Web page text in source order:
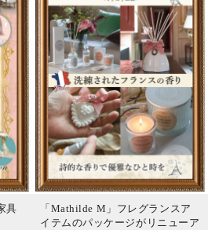
具
「Mathilde M」フレグランスア
イテムのパッケージがリニューア